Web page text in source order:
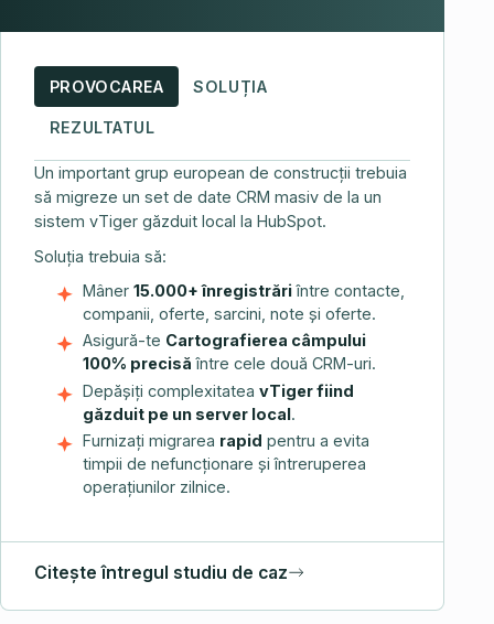
PROVOCAREA SOLUȚIA
REZULTATUL
Un important grup european de construcții trebuia
să migreze un set de date CRM masiv de la un
sistem vTiger găzduit local la HubSpot.
Soluția trebuia să:
Mâner 15.000+ înregistrăriîntre contacte,
companii, oferte, sarcini, note și oferte.
Asigură-te Cartografierea câmpului
100% precisă între cele două CRM-uri.
Depășiți complexitatea vTiger fiind
găzduit pe un server local.
Furnizați migrarea rapid pentru a evita
timpii de nefuncționare și întreruperea
operațiunilor zilnice.
Citește întregul studiu de caz